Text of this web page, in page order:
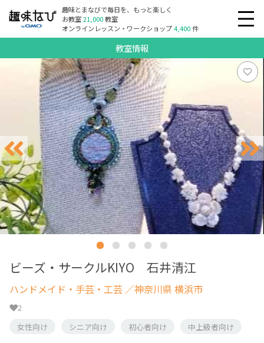
趣味とまなびで毎日を、もっと楽しく
お教室21,000教室
オンラインレッスン・ワークショップ4,400件
教室情報
ビーズ・サークルKIYO 石井清江
ハンドメイド・手芸・工芸 ／神奈川県 横浜市
2
女性向け
シニア向け 初心者向け 中上級者向け